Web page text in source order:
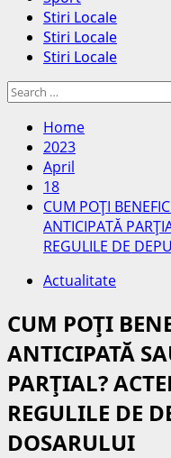
Stiri Locale
Stiri Locale
Stiri Locale
Search
Home
2023
April
18
CUM POŢI
ANTICIPATĂ
REGULILE DE
Actualitate
CUM POŢI
ANTICIPATĂ
PARŢIAL?
REGULILE DE
DOSARULUI